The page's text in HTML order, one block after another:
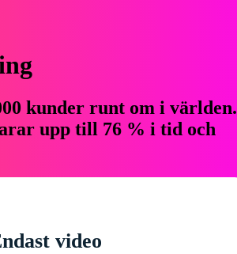
kunder runt om i världen.
upp till 76 % i tid och
video